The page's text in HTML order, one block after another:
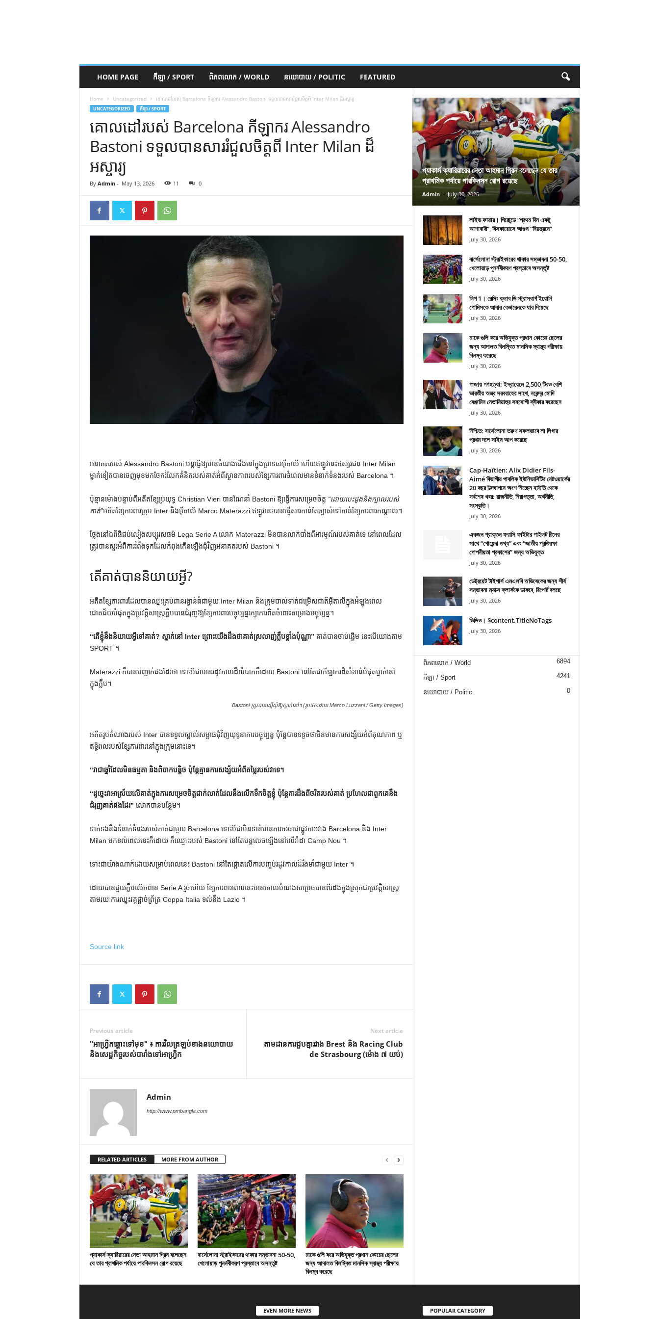
HOME PAGE កីឡា / SPORT ពិភពលោក / WORLD នយោបាយ / POLITIC FEATURED
Home Uncategorized គោលដៅរបស់ Barcelona កីឡាករ Alessandro Bastoni ទទួលបានសាររំជួលចិត្តពី Inter Milan ដ៏អស្ចារ្យ
UNCATEGORIZED កីឡា / SPORT
គោលដៅរបស់ Barcelona កីឡាករ Alessandro
Bastoni ទទួលបានសាររំជួលចិត្តពី Inter Milan ដ៏
អស្ចារ្យ
By Admin- May 13, 2026 11 0
អនាគតរបស់ Alessandro Bastoni បន្តធ្វើឱ្យមានចំណងជើងនៅក្នុងប្រទេសអ៊ីតាលី ហើយឥឡូវនេះឥស្សរជន Inter Milan
ម្នាក់ទៀតបានចេញមុខមកចែករំលែកគំនិតរបស់គាត់អំពីស្ថានភាពរបស់ខ្សែការពារចំពេលមានទំនាក់ទំនងរបស់ Barcelona ។
ប៉ុន្មានម៉ោងបន្ទាប់ពីអតីតខ្សែប្រយុទ្ធ Christian Vieri បានណែនាំ Bastoni ឱ្យធ្វើការសម្រេចចិត្ត “ដោយបេះដូងនិងក្បាលរបស់
គាត់”អតីតខ្សែការពារក្រុម Inter និងអ៊ីតាលី Marco Materazzi ឥឡូវនេះបានផ្ញើសារកាន់តែច្បាស់ទៅកាន់ខ្សែការពារកណ្តាល។
ថ្លែងនៅឯពិធីជប់លៀងសប្បុរសធម៌ Lega Serie A លោក Materazzi មិនបានលាក់បាំងពីអារម្មណ៍របស់គាត់ទេ នៅពេលដែល
ត្រូវបានសួរអំពីការរំពឹងទុកដែលកំពុងកើនឡើងជុំវិញអនាគតរបស់ Bastoni ។
តើគាត់បាននិយាយអ្វី?
អតីតខ្សែការពារដែលបានឈ្នះគ្រប់ពានរង្វាន់ធំជាមួយ Inter Milan និងក្រុមបាល់ទាត់ជម្រើសជាតិអ៊ីតាលីក្នុងអំឡុងពេល
ជោគជ័យបំផុតក្នុងប្រវត្តិសាស្ត្រក្លឹបបានជំរុញឱ្យខ្សែការពារបច្ចុប្បន្នរក្សាការពិតចំពោះគម្រោងបច្ចុប្បន្ន។
“តើខ្ញុំនឹងនិយាយអ្វីទៅគាត់? ស្នាក់នៅ Inter ព្រោះយើងដឹងថាគាត់ស្រលាញ់ក្លឹបខ្លាំងប៉ុណ្ណា” គាត់បានចាប់ផ្តើម នេះបើយោងតាម
​​SPORT ។
Materazzi ក៏បានបញ្ជាក់ផងដែរថា ទោះបីជាមានរដូវកាលដ៏លំបាកក៏ដោយ Bastoni នៅតែជាកីឡាករដ៏សំខាន់បំផុតម្នាក់នៅ
ក្នុងក្លឹប។
Bastoni ត្រូវបានស្នើសុំឱ្យស្នាក់នៅ។ (រូបថតដោយ Marco Luzzani / Getty Images)
អតីតរូបតំណាងរបស់ Inter បានទទួលស្គាល់សម្ពាធជុំវិញយុទ្ធនាការបច្ចុប្បន្ន ប៉ុន្តែបានទទូចថាមិនមានការសង្ស័យអំពីគុណភាព ឬ
ឥទ្ធិពលរបស់ខ្សែការពារនៅក្នុងក្រុមនោះទេ។
“វា​ជា​ឆ្នាំ​ដែល​មិន​ធម្មតា និង​ពិបាក​បន្តិច ប៉ុន្តែ​គ្មាន​ការ​សង្ស័យ​អំពី​តម្លៃ​របស់​វា​ទេ។
“ដូច្នេះវាអាស្រ័យលើគាត់ក្នុងការសម្រេចចិត្តជាក់លាក់ដែលនឹងលើកទឹកចិត្តខ្ញុំ ប៉ុន្តែការដឹងពីចរិតរបស់គាត់ ប្រហែលជាពួកគេនឹង
ជំរុញគាត់ផងដែរ” លោកបានបន្ថែម។
ទាក់ទងនឹងទំនាក់ទំនងរបស់គាត់ជាមួយ Barcelona ទោះបីជាមិនទាន់មានការចរចាជាផ្លូវការរវាង Barcelona និង Inter
Milan មកទល់ពេលនេះក៏ដោយ ក៏ឈ្មោះរបស់ Bastoni នៅតែបន្តលេចឡើងនៅលើរ៉ាដា Camp Nou ។
ទោះជាយ៉ាងណាក៏ដោយសម្រាប់ពេលនេះ Bastoni នៅតែផ្តោតលើការបញ្ចប់រដូវកាលដ៏រឹងមាំជាមួយ Inter ។
ដោយបានជួយក្លឹបលើកពាន Serie A រួចហើយ ខ្សែការពារពេលនេះមានគោលបំណងសម្រេចបានពីរដងក្នុងស្រុកជាប្រវត្តិសាស្ត្រ
តាមរយៈការឈ្នះវគ្គផ្តាច់ព្រ័ត្រ Coppa Italia ទល់នឹង Lazio ។
Source link
Previous article
"អាហ្រ្វិកឆ្ពោះទៅមុខ" ៖ ការ​វិល​ត្រឡប់​ខាង​នយោបាយ
និង​សេដ្ឋកិច្ច​របស់​បារាំង​ទៅ​អាហ្វ្រិក
Next article
តាមដានការជួបគ្នារវាង Brest និង Racing Club
de Strasbourg (ម៉ោង ៧ យប់)
Admin
http://www.pmbangla.com
RELATED ARTICLES MORE FROM AUTHOR
প্যাকার্স ক্যারিয়ারের নেতা আহমান গ্রিন বলেছেন
যে তার প্রাথমিক পর্যায়ে পারকিনসন রোগ রয়েছে
বার্সেলোনা স্ট্রাইকারের থাকার সম্ভাবনা 50-50,
খেলোয়াড় পুনর্নবীকরণ প্রস্তাবে অসন্তুষ্ট
মাকে গুলি করে অভিযুক্ত প্রধান কোচের ছেলের
জন্য আদালত বিলম্বিত মানসিক স্বাস্থ্য পরীক্ষায়
বিলম্ব করেছে
প্যাকার্স ক্যারিয়ারের নেতা আহমান গ্রিন বলেছেন যে তার
প্রাথমিক পর্যায়ে পারকিনসন রোগ রয়েছে
Admin - July 30, 2026
লাইভ ফায়ার। গিরোন্ডে “প্রথম দিন একটু
আশাবাদী”, বিসকারোসে আগুন “নিয়ন্ত্রনে”
July 30, 2026
বার্সেলোনা স্ট্রাইকারের থাকার সম্ভাবনা 50-50,
খেলোয়াড় পুনর্নবীকরণ প্রস্তাবে অসন্তুষ্ট
July 30, 2026
লিগ 1। রেসিং ক্লাব ডি স্ট্রাসবার্গ ইয়োনি
গোমিসকে আবার বেভারেনকে ধার দিয়েছে
July 30, 2026
মাকে গুলি করে অভিযুক্ত প্রধান কোচের ছেলের
জন্য আদালত বিলম্বিত মানসিক স্বাস্থ্য পরীক্ষায়
বিলম্ব করেছে
July 30, 2026
গাজায় গণহত্যা: ইস্রায়েলে 2,500 টিরও বেশি
ভারতীয় অস্ত্র সরবরাহের সাথে, নরেন্দ্র মোদি
বেঞ্জামিন নেতানিয়াহুর সহযোগী স্বীকার করেছেন
July 30, 2026
নিশ্চিত: বার্সেলোনা তরুণ সফলভাবে লা লিগার
প্রথম দলে সাইন আপ করেছে
July 30, 2026
Cap-Haïtien: Alix Didier Fils-
Aimé বিভাগীয় পাবলিক ইউনিভার্সিটির নেটওয়ার্কের
20 বছর উদযাপনে অংশ নিচ্ছেন হাইতি থেকে
সর্বশেষ খবর: রাজনীতি, নিরাপত্তা, অর্থনীতি,
সংস্কৃতি।
July 30, 2026
একজন প্রাক্তন ফরাসি ফাইটার পাইলট চীনের
সাথে “গোয়েন্দা তথ্য” এবং “জাতীয় প্রতিরক্ষা
গোপনীয়তা প্রকাশের” জন্য অভিযুক্ত
July 30, 2026
ডেট্রয়েট টাইগার্স এমএলবি অভিষেকের জন্য শীর্ষ
সম্ভাবনা ম্যাক্স ক্লার্ককে ডাকবে, রিপোর্ট বলছে
July 30, 2026
ভিডিও। $content.TitleNoTags
July 30, 2026
ពិភពលោក / World 6894
កីឡា / Sport 4241
នយោបាយ / Politic 0
EVEN MORE NEWS POPULAR CATEGORY